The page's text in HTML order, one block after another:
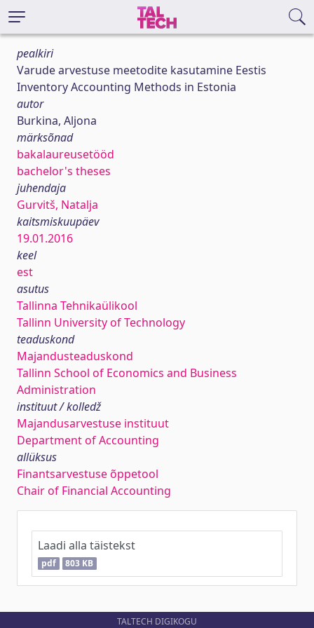
pealkiri
Varude arvestuse meetodite kasutamine Eestis
Inventory Accounting Methods in Estonia
autor
Burkina, Aljona
märksõnad
bakalaureusetööd
bachelor's theses
juhendaja
Gurvitš, Natalja
kaitsmiskuupäev
19.01.2016
keel
est
asutus
Tallinna Tehnikaülikool
Tallinn University of Technology
teaduskond
Majandusteaduskond
Tallinn School of Economics and Business
Administration
instituut / kolledž
Majandusarvestuse instituut
Department of Accounting
allüksus
Finantsarvestuse õppetool
Chair of Financial Accounting
Laadi alla täistekst
pdf 803 KB
TALTECH DIGIKOGU